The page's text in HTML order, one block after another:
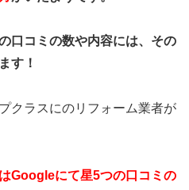
口コミの数や内容には、その
す！
クラスにのリフォーム業者が
Googleにて星5つの口コミの